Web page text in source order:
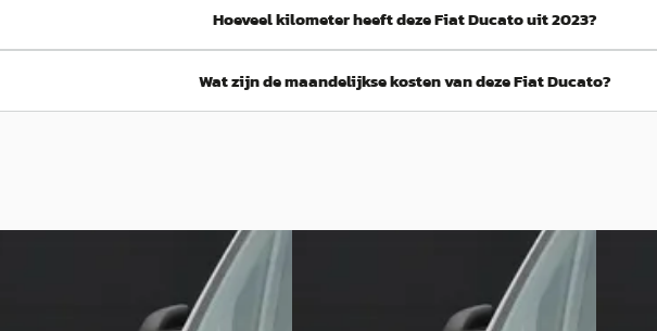
Hoeveel kilometer heeft deze Fiat Ducato uit 2023?
Wat zijn de maandelijkse kosten van deze Fiat Ducato?
L2H2 2.2 MultiJet 140Pk Aut.
L2H2 2.2 MultiJet 140Pk Aut.